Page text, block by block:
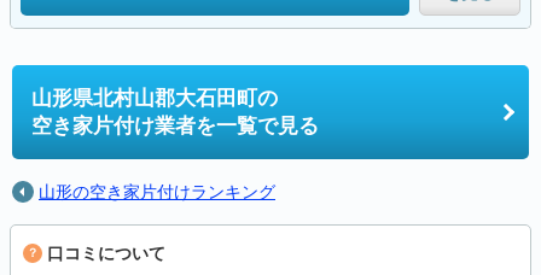
山形県北村山郡大石田町の
空き家片付け業者を一覧で見る
山形の空き家片付けランキング
口コミについて